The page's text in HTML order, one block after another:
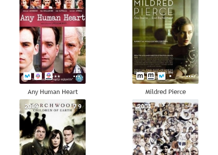
Any Human Heart Mildred Pierce
7.9
2009 --
2004